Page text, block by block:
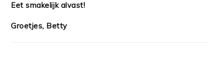
Eet smakelijk alvast!
Groetjes, Betty